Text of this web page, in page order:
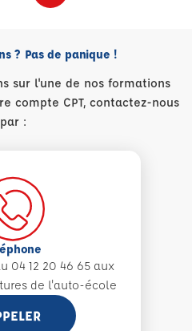
? Pas de panique !
sur l'une de nos formations
compte CPT, contactez-nous
par :
04 12 20 46 65 aux
de l'auto-école